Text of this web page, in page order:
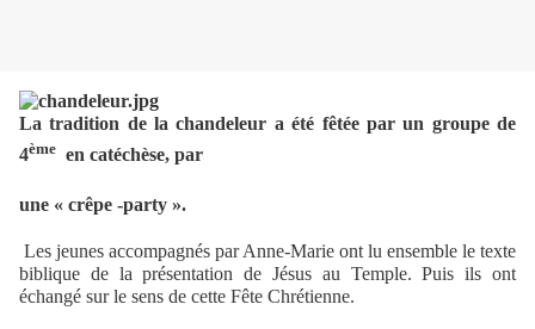
La tradition de la chandeleur a été fêtée par un groupe de
4ème en catéchèse, par
une « crêpe -party ».
Les jeunes accompagnés par Anne-Marie ont lu ensemble le texte
biblique de la présentation de Jésus au Temple. Puis ils ont
échangé sur le sens de cette Fête Chrétienne.